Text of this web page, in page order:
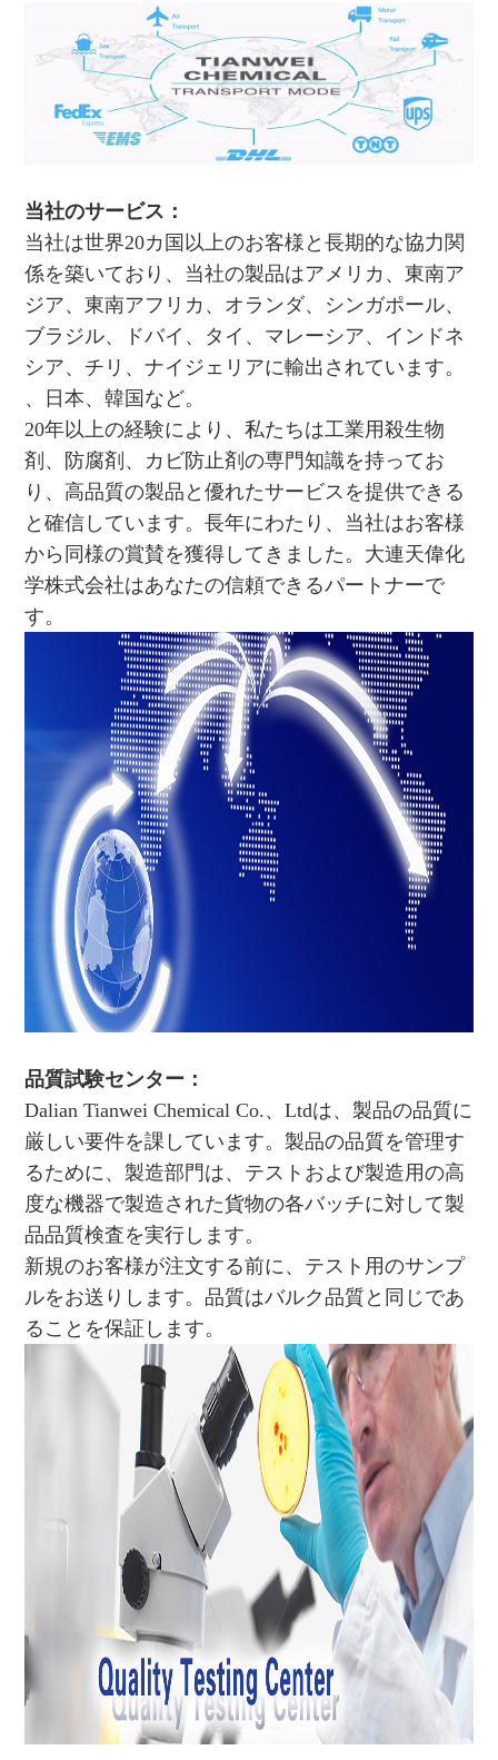
当社のサービス：
当社は世界20カ国以上のお客様と長期的な協力関
係を築いており、当社の製品はアメリカ、東南ア
ジア、東南アフリカ、オランダ、シンガポール、
ブラジル、ドバイ、タイ、マレーシア、インドネ
シア、チリ、ナイジェリアに輸出されています。
、日本、韓国など。
20年以上の経験により、私たちは工業用殺生物
剤、防腐剤、カビ防止剤の専門知識を持ってお
り、高品質の製品と優れたサービスを提供できる
と確信しています。長年にわたり、当社はお客様
から同様の賞賛を獲得してきました。大連天偉化
学株式会社はあなたの信頼できるパートナーで
す。
品質試験センター：
Dalian Tianwei Chemical Co.、Ltdは、製品の品質に
厳しい要件を課しています。製品の品質を管理す
るために、製造部門は、テストおよび製造用の高
度な機器で製造された貨物の各バッチに対して製
品品質検査を実行します。
新規のお客様が注文する前に、テスト用のサンプ
ルをお送りします。品質はバルク品質と同じであ
ることを保証します。